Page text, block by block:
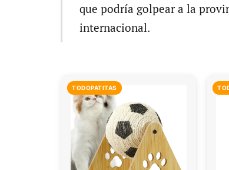
que podría golpear a la
internacional.
TODOPATITAS